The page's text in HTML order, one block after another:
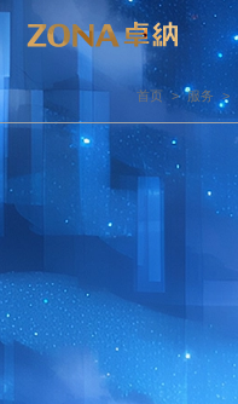
品牌战略
品牌提升策略
品牌调研、分析和洞察
品牌命名
首页 > 服务 >